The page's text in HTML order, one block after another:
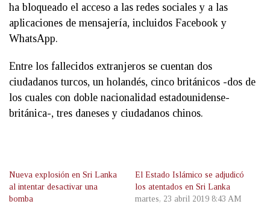
ha bloqueado el acceso a las redes sociales y a las
aplicaciones de mensajería, incluidos Facebook y
WhatsApp.
Entre los fallecidos extranjeros se cuentan dos
ciudadanos turcos, un holandés, cinco británicos -dos de
los cuales con doble nacionalidad estadounidense-
británica-, tres daneses y ciudadanos chinos.
Nueva explosión en Sri Lanka
al intentar desactivar una
bomba
El Estado Islámico se adjudicó
los atentados en Sri Lanka
martes, 23 abril 2019 8:43 AM